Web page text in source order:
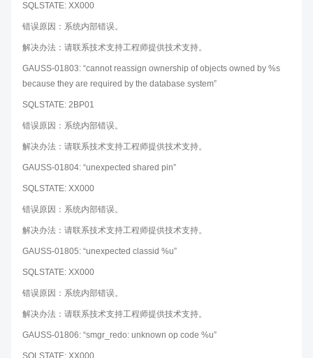
SQLSTATE: XX000
错误原因：系统内部错误。
解决办法：请联系技术支持工程师提供技术支持。
GAUSS-01803: “cannot reassign ownership of objects owned by %s
because they are required by the database system”
SQLSTATE: 2BP01
错误原因：系统内部错误。
解决办法：请联系技术支持工程师提供技术支持。
GAUSS-01804: “unexpected shared pin”
SQLSTATE: XX000
错误原因：系统内部错误。
解决办法：请联系技术支持工程师提供技术支持。
GAUSS-01805: “unexpected classid %u”
SQLSTATE: XX000
错误原因：系统内部错误。
解决办法：请联系技术支持工程师提供技术支持。
GAUSS-01806: “smgr_redo: unknown op code %u”
SQLSTATE: XX000